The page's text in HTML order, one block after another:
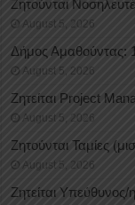
Ζητούνται
August 5, 2026
Δήμος Αμαθούντας:
August 5, 2026
Ζητείται Project
August 5, 2026
Ζητούνται Ταμίες
August 5, 2026
Ζητείται Υπεύθυνος/